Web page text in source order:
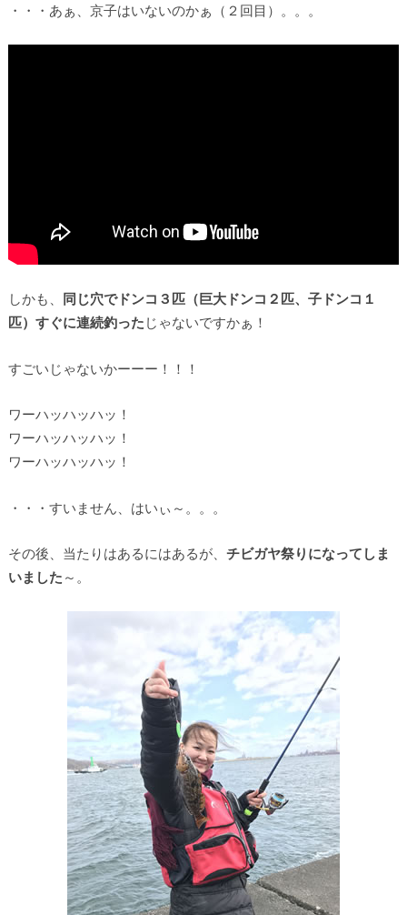
・・・あぁ、京子はいないのかぁ（２回目）。。。
しかも、 同じ穴でドンコ３匹（巨大ドンコ２匹、子ドンコ１
匹）すぐに連続釣った じゃないですかぁ！
すごいじゃないかーーー！！！
ワーハッハッハッ！
ワーハッハッハッ！
ワーハッハッハッ！
・・・すいません、はいぃ～。。。
その後、当たりはあるにはあるが、 チビガヤ祭りになってしま
いました ～。